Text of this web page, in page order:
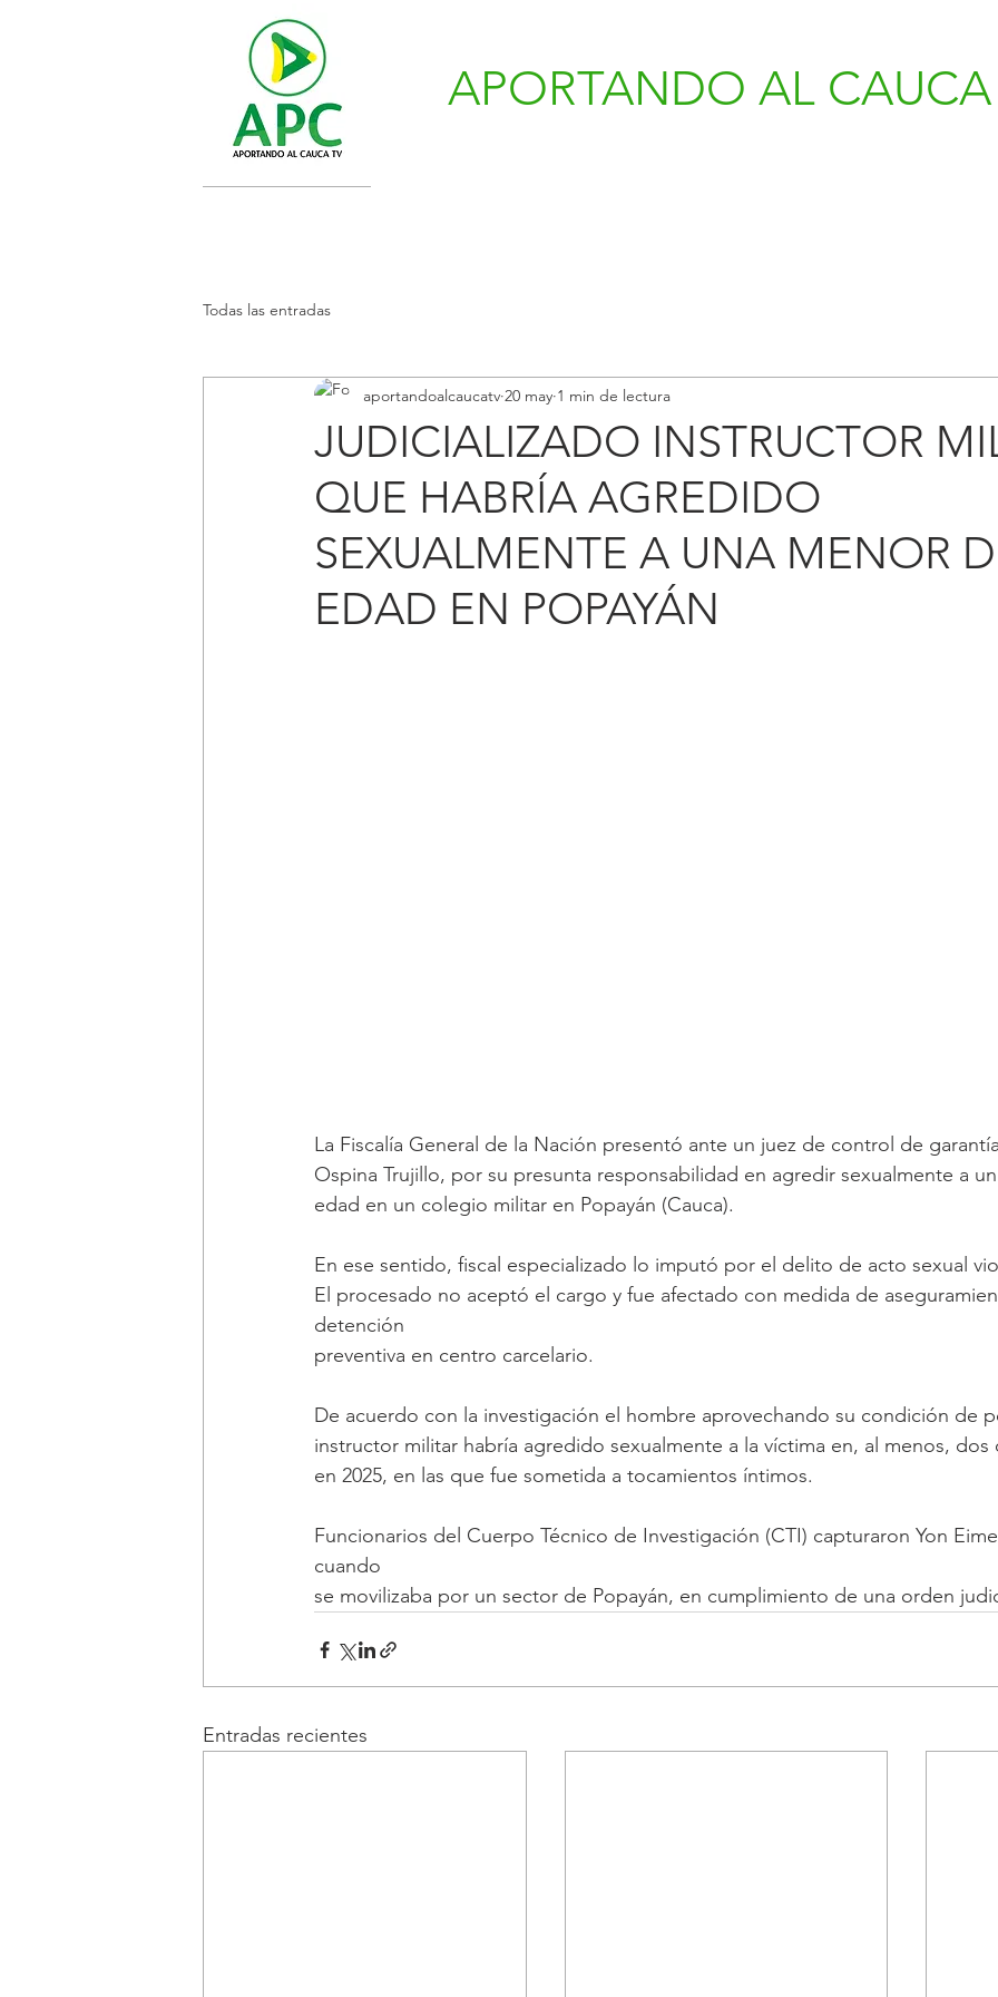
APORTANDO AL CAUCA
Todas las entradas
JUDICIALIZADO INSTRUCTOR
QUE HABRÍA AGREDIDO
SEXUALMENTE A UNA MENOR
EDAD EN POPAYÁN
aportandoalcaucatv 20 may 1 min de lectura
La Fiscalía General de la Nación presentó ante un juez de control de
Ospina Trujillo, por su presunta responsabilidad en agredir sexualmente a
edad en un colegio militar en Popayán (Cauca).
En ese sentido, fiscal especializado lo imputó por el delito de acto sexual
El procesado no aceptó el cargo y fue afectado con medida de
detención
preventiva en centro carcelario.
De acuerdo con la investigación el hombre aprovechando su condición de
instructor militar habría agredido sexualmente a la víctima en, al menos,
en 2025, en las que fue sometida a tocamientos íntimos.
Funcionarios del Cuerpo Técnico de Investigación (CTI) capturaron Yon
cuando
se movilizaba por un sector de Popayán, en cumplimiento de una orden
Entradas recientes